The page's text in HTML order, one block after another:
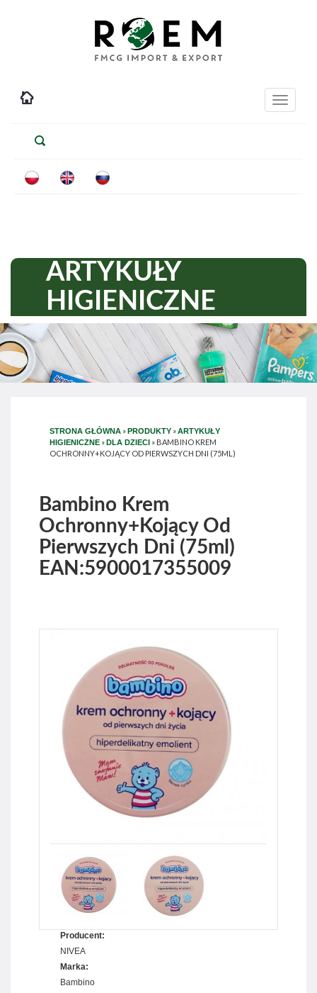
Toggle
ARTYKUŁY
HIGIENICZNE
STRONA GŁÓWNA »PRODUKTY »ARTYKUŁY
HIGIENICZNE »DLA DZIECI » BAMBINO KREM
OCHRONNY+KOJĄCY OD PIERWSZYCH DNI (75ML)
Bambino Krem
Ochronny+Kojący Od
Pierwszych Dni (75ml)
EAN:5900017355009
Producent:
NIVEA
Marka:
Bambino